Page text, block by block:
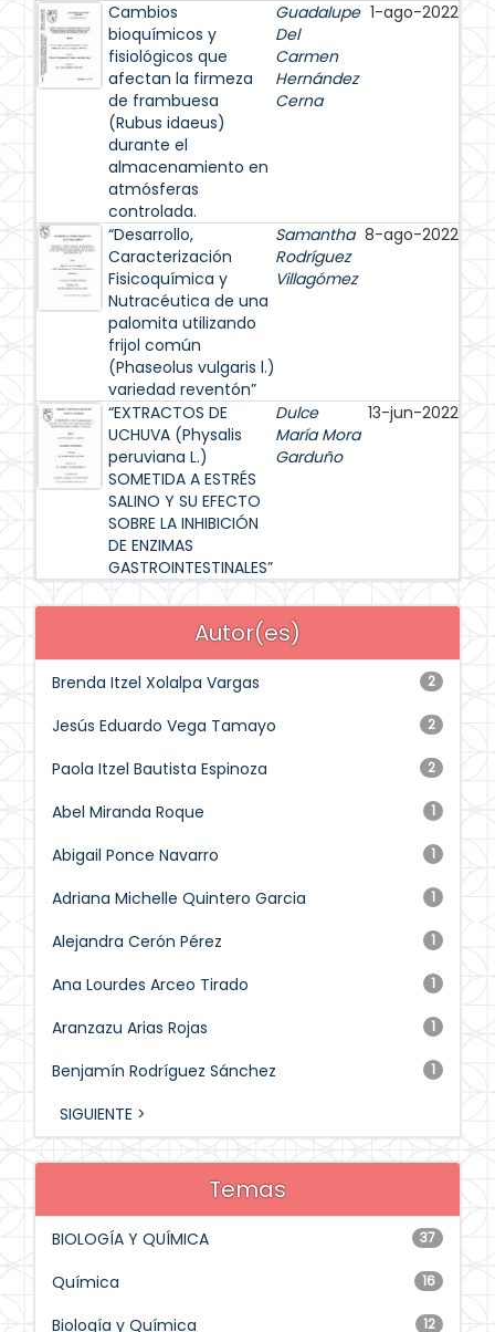
Cambios
bioquímicos y
fisiológicos que
afectan la firmeza
de frambuesa
(Rubus idaeus)
durante el
almacenamiento en
atmósferas
controlada.
Guadalupe
Del
Carmen
Hernández
Cerna
1-ago-2022
“Desarrollo,
Caracterización
Fisicoquímica y
Nutracéutica de una
palomita utilizando
frijol común
(Phaseolus vulgaris l.)
variedad reventón”
Samantha
Rodríguez
Villagómez
8-ago-2022
“EXTRACTOS DE
UCHUVA (Physalis
peruviana L.)
SOMETIDA A ESTRÉS
SALINO Y SU EFECTO
SOBRE LA INHIBICIÓN
DE ENZIMAS
GASTROINTESTINALES”
Dulce
María Mora
Garduño
13-jun-2022
Autor(es)
2
Brenda Itzel Xolalpa Vargas
2
Jesús Eduardo Vega Tamayo
2
Paola Itzel Bautista Espinoza
1
Abel Miranda Roque
1
Abigail Ponce Navarro
1
Adriana Michelle Quintero Garcia
1
Alejandra Cerón Pérez
1
Ana Lourdes Arceo Tirado
1
Aranzazu Arias Rojas
1
Benjamín Rodríguez Sánchez
SIGUIENTE >
Temas
37
BIOLOGÍA Y QUÍMICA
16
Química
12
Biología y Química